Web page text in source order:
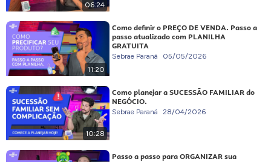
06:24
11:20
Como definir o PREÇO DE VENDA. Passo a
passo atualizado com PLANILHA
GRATUITA
Sebrae Paraná 05/05/2026
10:28
Como planejar a SUCESSÃO FAMILIAR do
NEGÓCIO.
Sebrae Paraná 28/04/2026
Passo a passo para ORGANIZAR sua